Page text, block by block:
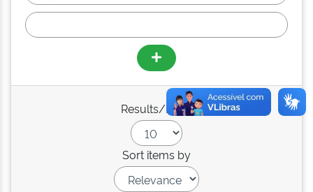
Results/Page
Sort items by